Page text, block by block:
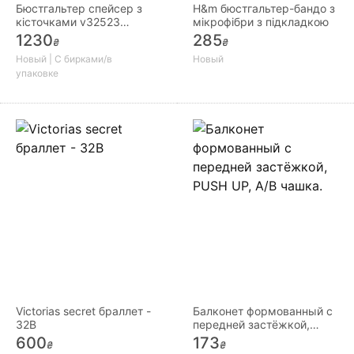
Бюстгальтер спейсер з
кісточками v32523
snejana тм v. o. v. a
1230₴
Новый | С бирками/в
упаковке
H&m бюстгальтер-бандо з
мікрофібри з підкладкою
285₴
Новый
Victorias secret браллет -
32В
600₴
Балконет формованный с
передней застёжкой,
PUSH UP, А/В чашка.
173₴